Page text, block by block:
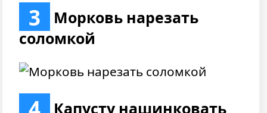
3
Морковь нарезать
соломкой
Капусту нашинковать